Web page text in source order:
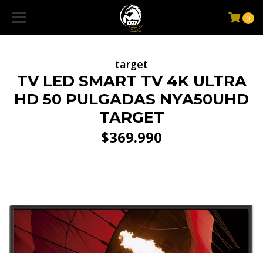
0
target
TV LED SMART TV 4K ULTRA
HD 50 PULGADAS NYA50UHD
TARGET
$369.990